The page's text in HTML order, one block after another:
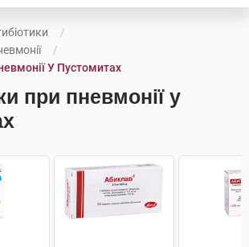
У Пустомитах
при пневмонії у